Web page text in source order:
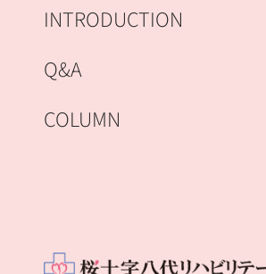
INTRODUCTION
Q&A
COLUMN